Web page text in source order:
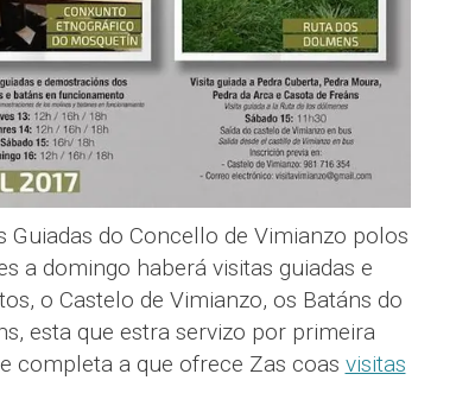
do Concello de Vimianzo polos
a domingo haberá visitas guiadas e
o Castelo de Vimianzo, os Batáns do
esta que estra servizo por primeira
completa a que ofrece Zas coas visitas